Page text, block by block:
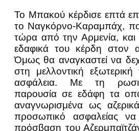
Το Μπακού κέρδισε επτά
το Ναγκόρνο-Καραμπάχ,
τώρα από την Αρμενία, και
εδαφικά του κέρδη στον
Όμως θα αναγκαστεί να
στη μελλοντική εξωτερική
ασφάλεια. Με τη
παρουσία σε εδάφη τα
αναγνωρισμένα ως
προσωπικό ασφαλείας να
πρόσβαση του